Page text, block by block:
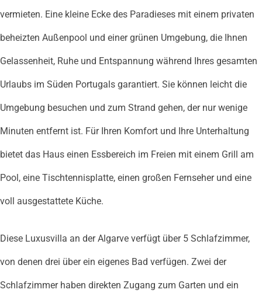
vermieten. Eine kleine Ecke des Paradieses mit einem privaten
beheizten Außenpool und einer grünen Umgebung, die Ihnen
Gelassenheit, Ruhe und Entspannung während Ihres gesamten
Urlaubs im Süden Portugals garantiert. Sie können leicht die
Umgebung besuchen und zum Strand gehen, der nur wenige
Minuten entfernt ist. Für Ihren Komfort und Ihre Unterhaltung
bietet das Haus einen Essbereich im Freien mit einem Grill am
Pool, eine Tischtennisplatte, einen großen Fernseher und eine
voll ausgestattete Küche.
Diese Luxusvilla an der Algarve verfügt über 5 Schlafzimmer,
von denen drei über ein eigenes Bad verfügen. Zwei der
Schlafzimmer haben direkten Zugang zum Garten und ein